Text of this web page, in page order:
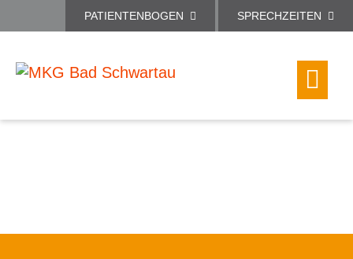
PATIENTENBOGEN SPRECHZEITEN